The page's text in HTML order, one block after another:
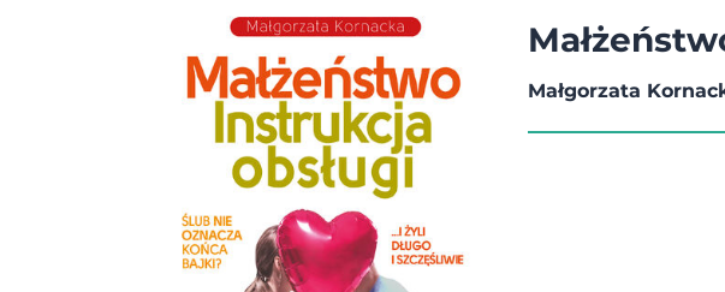
Małgorzata